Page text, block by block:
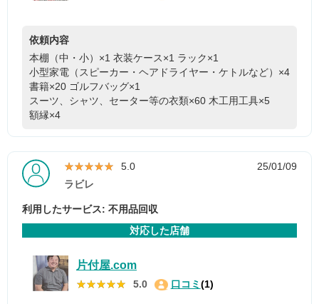
依頼内容
本棚（中・小）×1 衣装ケース×1 ラック×1
小型家電（スピーカー・ヘアドライヤー・ケトルなど）×4
書籍×20 ゴルフバッグ×1
スーツ、シャツ、セーター等の衣類×60 木工用工具×5
額縁×4
★★★★★
★★★★★ 5.0
25/01/09
ラビレ
利用したサービス: 不用品回収
対応した店舗
片付屋.com
★★★★★
★★★★★ 5.0 口コミ (1)